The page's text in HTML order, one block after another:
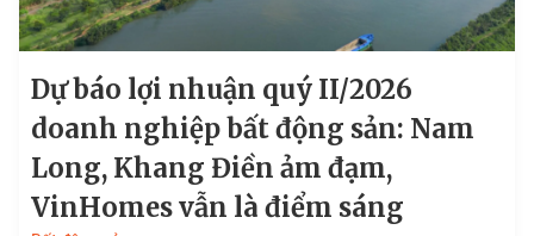
Dự báo lợi nhuận quý II/2026
doanh nghiệp bất động sản: Nam
Long, Khang Điền ảm đạm,
VinHomes vẫn là điểm sáng